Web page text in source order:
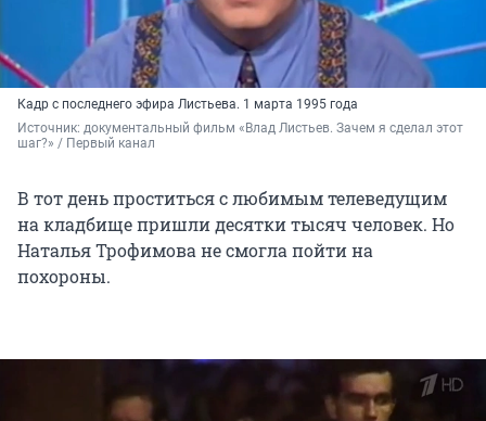
Кадр с последнего эфира Листьева. 1 марта 1995 года
Источник: документальный фильм «Влад Листьев. Зачем я сделал этот
шаг?» / Первый канал
В тот день проститься с любимым телеведущим
на кладбище пришли десятки тысяч человек. Но
Наталья Трофимова не смогла пойти на
похороны.